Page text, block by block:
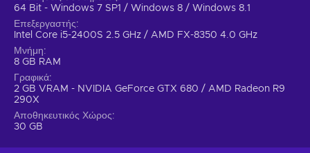
scale adventure amidst the civil war;
Flexible combat style
dynamic combat style - use a wide arsenal of weapons and
utilize your surroundings to your advantage;
Cheaper Far Cry 4 price.
64 Bit - Windows 7 SP1 / Windows 8 / Windows 8.1
Επεξεργαστής
Intel Core i5-2400S 2.5 GHz / AMD FX-8350 4.0 GHz
Μνήμη
8 GB RAM
Γραφικά
2 GB VRAM - NVIDIA GeForce GTX 680 / AMD Radeon R9
290X
Αποθηκευτικός Χώρος
30 GB